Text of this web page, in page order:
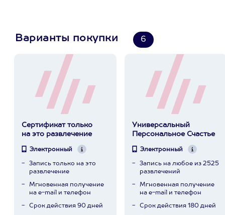
Варианты покупки 6
Сертификат только
на это развлечение
Электронный
Запись только на это
развлечение
Мгновенная получение
на e-mail и телефон
Срок действия 90 дней
Универсальный
Персональное Счастье
Электронный
Запись на любое из 2525
развлечений
Мгновенная получение
на e-mail и телефон
Срок действия 180 дней